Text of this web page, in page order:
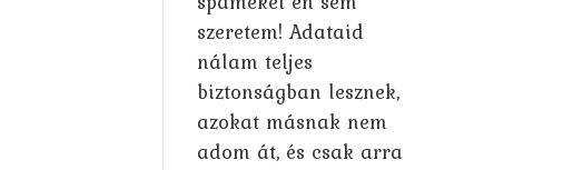
szeretem! Adataid
nálam teljes
biztonságban lesznek,
azokat másnak nem
adom át, és csak arra